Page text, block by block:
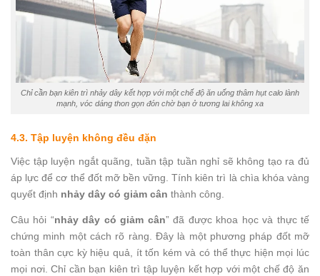
Chỉ cần bạn kiên trì nhảy dây kết hợp với một chế độ ăn uống thâm hụt calo lành
mạnh, vóc dáng thon gọn đón chờ bạn ở tương lai không xa
4.3. Tập luyện không đều đặn
Việc tập luyện ngắt quãng, tuần tập tuần nghỉ sẽ không tạo ra đủ
áp lực để cơ thể đốt mỡ bền vững. Tính kiên trì là chìa khóa vàng
quyết định nhảy dây có giảm cân thành công.
Câu hỏi “nhảy dây có giảm cân” đã được khoa học và thực tế
chứng minh một cách rõ ràng. Đây là một phương pháp đốt mỡ
toàn thân cực kỳ hiệu quả, ít tốn kém và có thể thực hiện mọi lúc
mọi nơi. Chỉ cần bạn kiên trì tập luyện kết hợp với một chế độ ăn